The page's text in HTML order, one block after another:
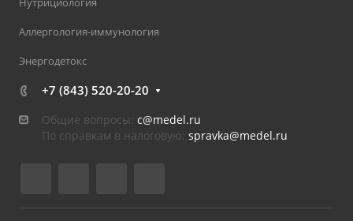
Аллергология-иммунология
Энергодетокс
+7 (843) 520-20-20
Общие вопросы: c@medel.ru
По справкам в налоговую: spravka@medel.ru